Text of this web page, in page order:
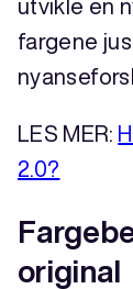
utvikle en
fargene
LES MER:
2.0?
original